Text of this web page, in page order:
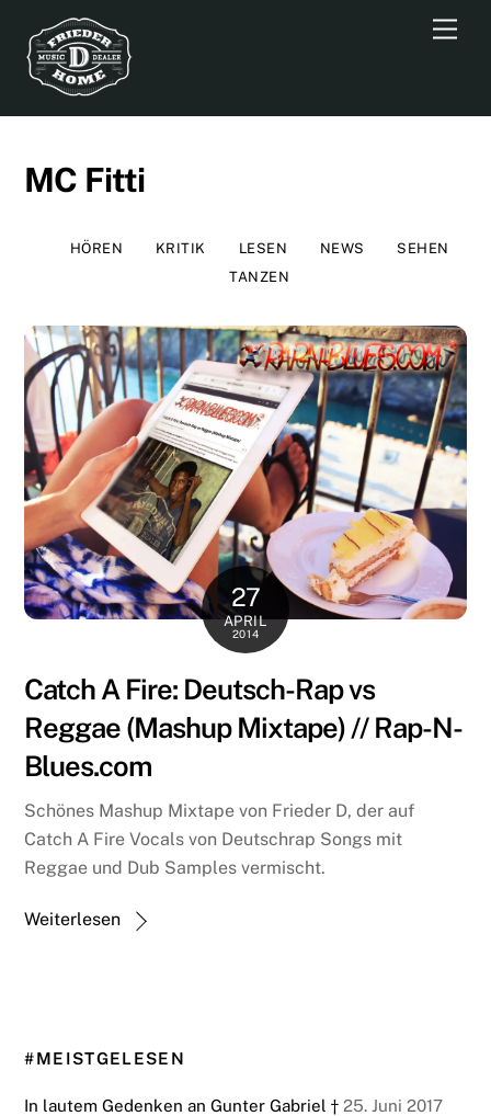
content
MC Fitti
HÖREN KRITIK LESEN NEWS
SEHEN
TANZEN
27
APRIL
2014
Catch A Fire: Deutsch-Rap vs
Reggae (Mashup Mixtape) // Rap-N-
Blues.com
Schönes Mashup Mixtape von Frieder D, der auf
Catch A Fire Vocals von Deutschrap Songs mit
Reggae und Dub Samples vermischt.
Weiterlesen
#MEISTGELESEN
In lautem Gedenken an Gunter Gabriel † 25. Juni 2017